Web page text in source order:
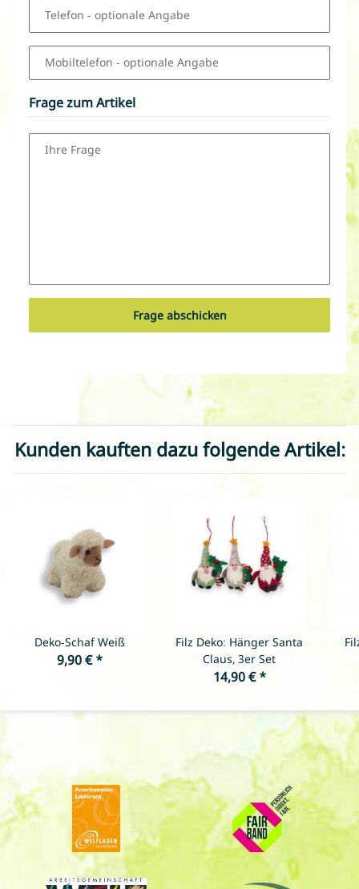
Telefon - optionale Angabe
Mobiltelefon - optionale Angabe
Frage zum Artikel
Ihre Frage
Frage abschicken
Kunden kauften dazu folgende Artikel:
Deko-Schaf Weiß
9,90 €*
Filz Deko: Hänger Santa
Claus, 3er Set
14,90 €*